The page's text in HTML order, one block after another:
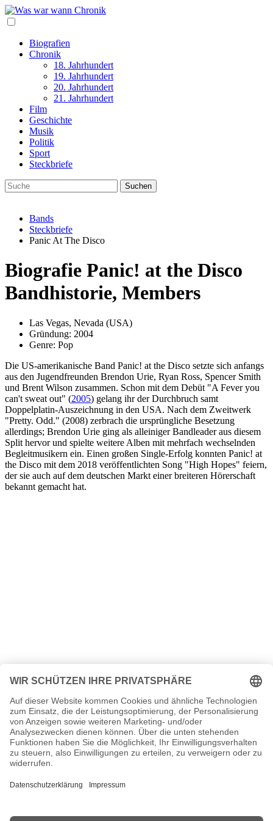
Biografien
Chronik
18. Jahrhundert
19. Jahrhundert
20. Jahrhundert
21. Jahrhundert
Film
Geschichte
Musik
Politik
Sport
Steckbriefe
Bands
Steckbriefe
Panic At The Disco
Biografie Panic! at the Disco
Bandhistorie, Members
Las Vegas, Nevada (USA)
Gründung: 2004
Genre: Pop
Die US-amerikanische Band Panic! at the Disco setzte sich anfangs
aus den Jugendfreunden Brendon Urie, Ryan Ross, Spencer Smith
und Brent Wilson zusammen. Schon mit dem Debüt "A Fever you
can't sweat out" (2005) gelang ihr der Durchbruch samt
Doppelplatin-Auszeichnung in den USA. Nach dem Zweitwerk
"Pretty. Odd." (2008) zerbrach die ursprüngliche Besetzung
allerdings; Brendon Urie ging als alleiniger Bandleader aus diesem
Split hervor und spielte weitere Alben mit mehrfach wechselnden
Begleitmusikern ein. Einen großen Single-Erfolg konnten Panic! at
the Disco mit dem 2018 veröffentlichten Song "High Hopes" feiern,
der sie auch auf dem deutschen Markt einer breiteren Hörerschaft
bekannt gemacht hat.